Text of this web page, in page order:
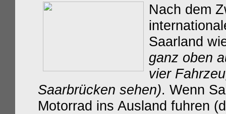
Nach dem
Saarland
ganz oben
vier
Saarbrücken sehen). Wenn
Motorrad ins Ausland fuhren